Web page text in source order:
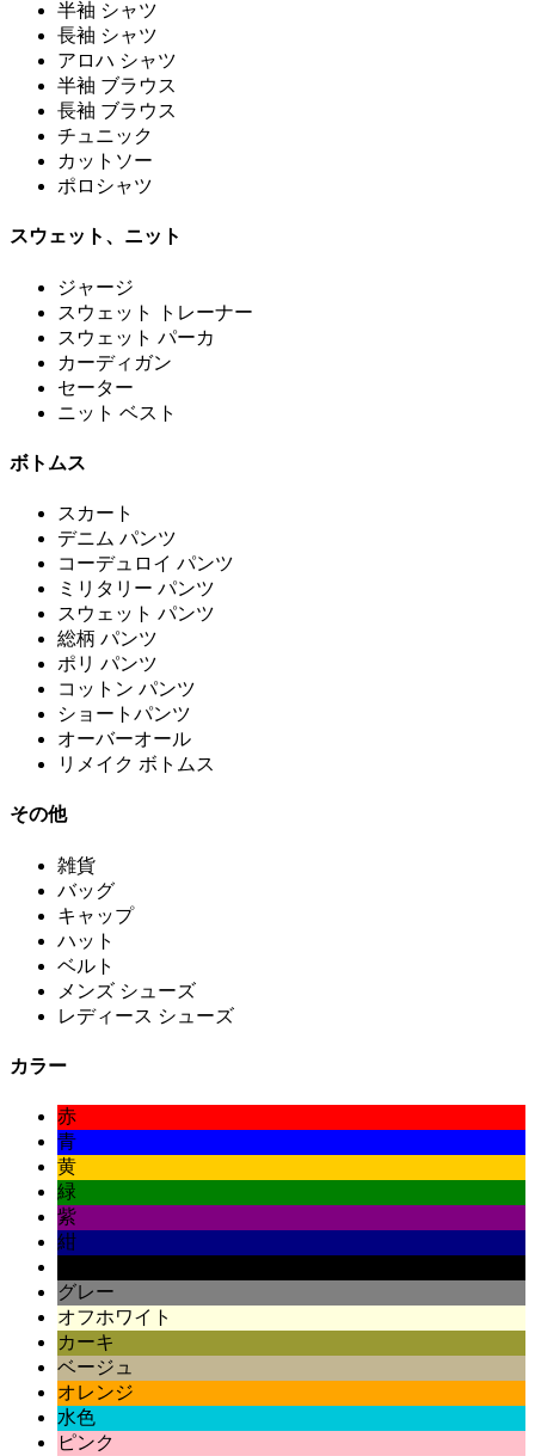
半袖 シャツ
長袖 シャツ
アロハ シャツ
半袖 ブラウス
長袖 ブラウス
チュニック
カットソー
ポロシャツ
スウェット、ニット
ジャージ
スウェット トレーナー
スウェット パーカ
カーディガン
セーター
ニット ベスト
ボトムス
スカート
デニム パンツ
コーデュロイ パンツ
ミリタリー パンツ
スウェット パンツ
総柄 パンツ
ポリ パンツ
コットン パンツ
ショートパンツ
オーバーオール
リメイク ボトムス
その他
雑貨
バッグ
キャップ
ハット
ベルト
メンズ シューズ
レディース シューズ
カラー
赤
青
黄
緑
紫
紺
グレー
オフホワイト
カーキ
ベージュ
オレンジ
水色
ピンク